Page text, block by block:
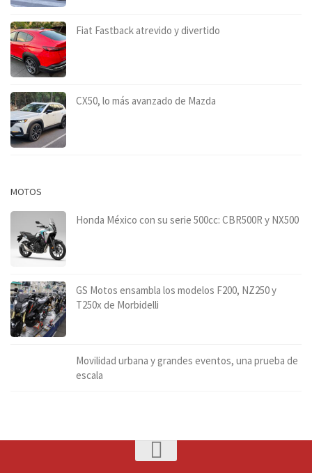
Fiat Fastback atrevido y divertido
CX50, lo más avanzado de Mazda
MOTOS
Honda México con su serie 500cc: CBR500R y NX500
GS Motos ensambla los modelos F200, NZ250 y
T250x de Morbidelli
Movilidad urbana y grandes eventos, una prueba de
escala